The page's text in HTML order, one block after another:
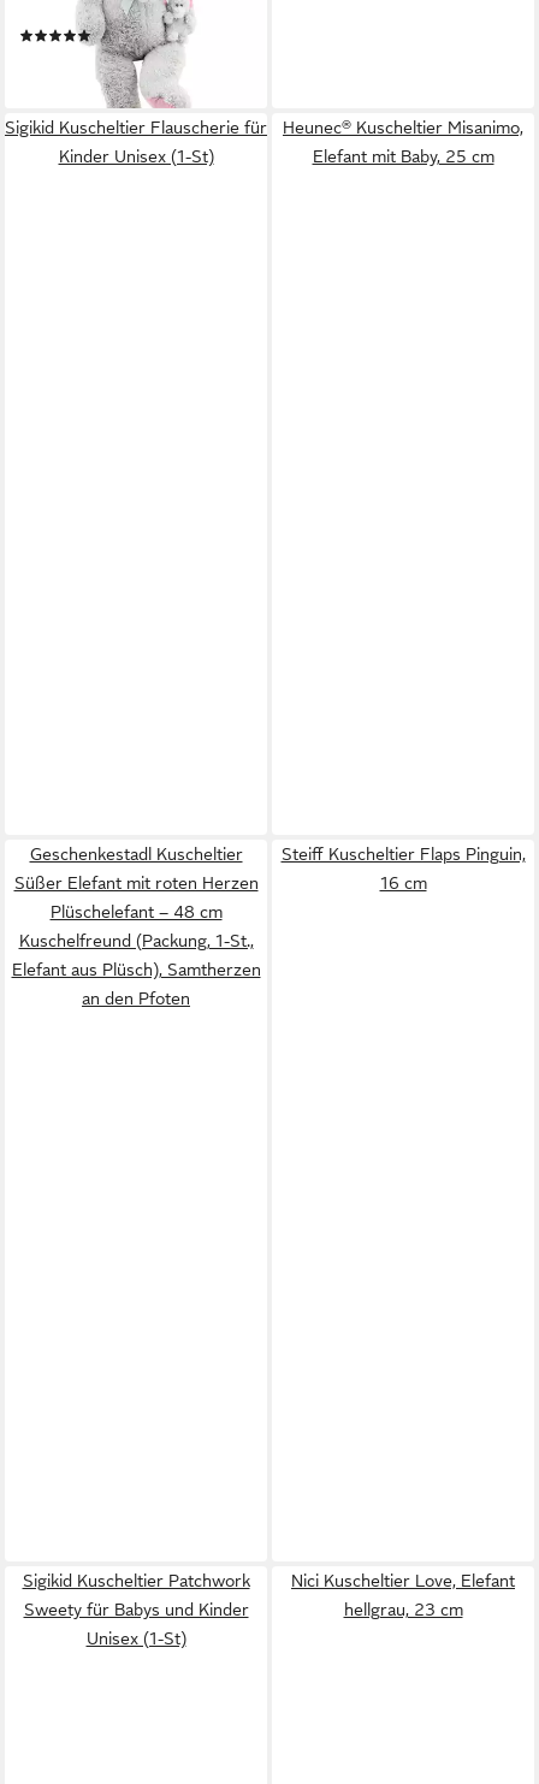
100 cm mit Baby grau
(1)
lieferbar - in 2-3 Werktagen bei dir
Sigikid Kuscheltier Flauscherie für
Kinder Unisex (1-St)
Heunec® Kuscheltier Misanimo,
Elefant mit Baby, 25 cm
Geschenkestadl Kuscheltier
Süßer Elefant mit roten Herzen
Plüschelefant – 48 cm
Kuschelfreund (Packung, 1-St.,
Elefant aus Plüsch), Samtherzen
an den Pfoten
Steiff Kuscheltier Flaps Pinguin,
16 cm
Sigikid Kuscheltier Patchwork
Sweety für Babys und Kinder
Unisex (1-St)
Nici Kuscheltier Love, Elefant
hellgrau, 23 cm